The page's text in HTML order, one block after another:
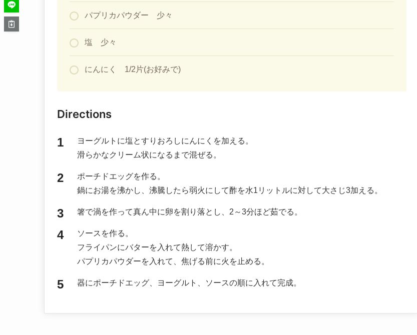
パプリカパウダー 少々
塩 少々
にんにく 1/2片(お好みで)
Directions
ヨーグルトに塩とすりおろしにんにくを加える。
滑らかなクリーム状になるまで混ぜる。
ポーチドエッグを作る。
鍋にお湯を沸かし、沸騰したら弱火にして酢を水1リットルに対して大さじ3加える。
箸で渦を作って真ん中に卵を割り落とし、2～3分ほど茹でる。
ソースを作る。
フライパンにバターを入れて熱して溶かす。
パプリカパウダーを入れて、焦げる前に火を止める。
器にポーチドエッグ、ヨーグルト、ソースの順に入れて完成。